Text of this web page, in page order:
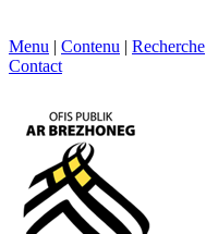
Menu | Contenu | Recherche
Contact